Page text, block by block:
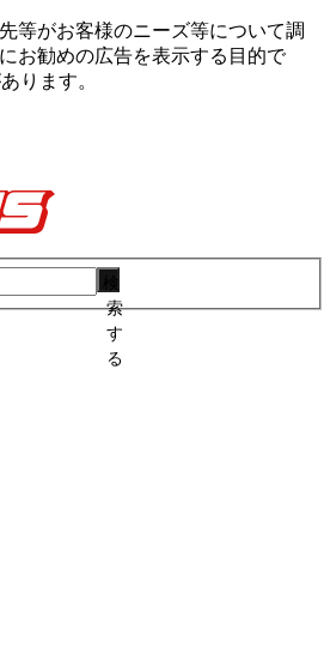
等がお客様のニーズ等について調
お勧めの広告を表⽰する⽬的で
ります。
索
す
る